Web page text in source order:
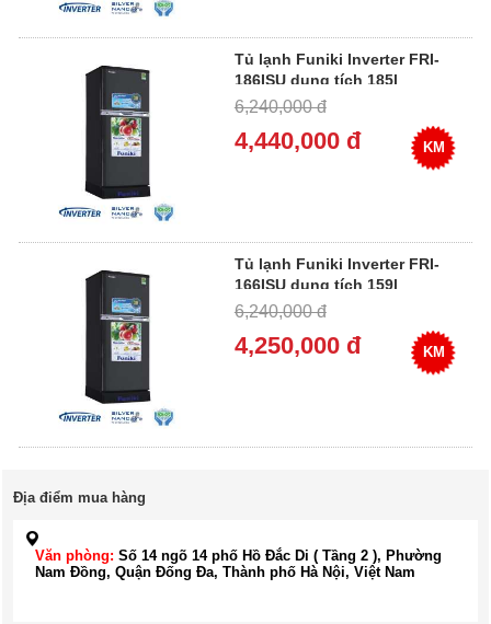
Tủ lạnh Funiki Inverter FRI-
186ISU dung tích 185l
6,240,000 đ
4,440,000 đ KM
Tủ lạnh Funiki Inverter FRI-
166ISU dung tích 159l
6,240,000 đ
4,250,000 đ KM
Địa điểm mua hàng
Văn phòng: Số 14 ngõ 14 phố Hồ Đắc Di ( Tầng 2 ), Phường
Nam Đồng, Quận Đống Đa, Thành phố Hà Nội, Việt Nam